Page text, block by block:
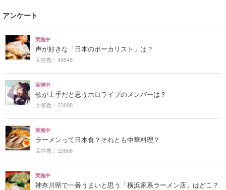
アンケート
実施中
声が好きな「日本のボーカリスト」は？
回答数：49548
実施中
歌が上手だと思うホロライブのメンバーは？
回答数：23888
実施中
ラーメンって日本食？それとも中華料理？
回答数：19666
実施中
神奈川県で一番うまいと思う「横浜家系ラーメン店」はどこ？